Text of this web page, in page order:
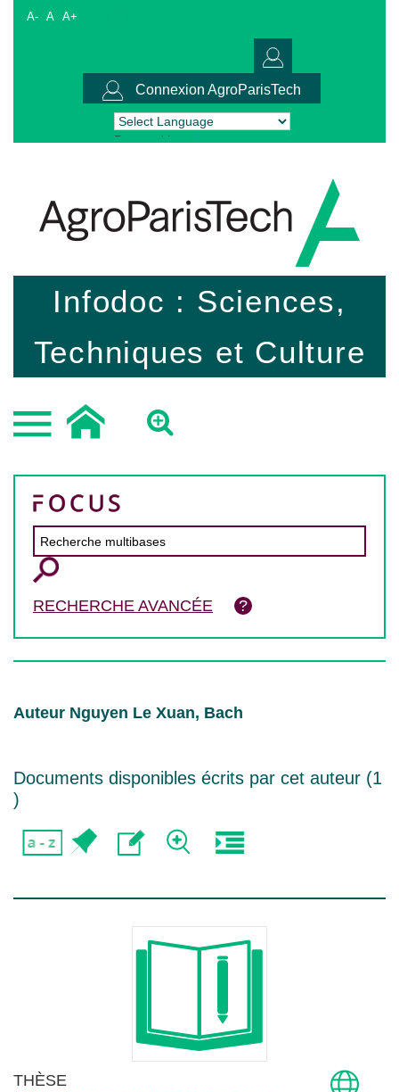
A- A A+
Connexion AgroParisTech
Powered by Translate
Infodoc : Sciences,
Techniques et Culture
RECHERCHE AVANCÉE
Auteur Nguyen Le Xuan, Bach
Documents disponibles écrits par cet auteur (1
)
THÈSE